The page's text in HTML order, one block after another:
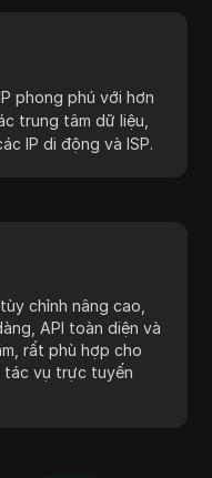
phong phú với hơn
trung tâm dữ liệu,
IP di động và ISP.
chỉnh nâng cao,
API toàn diện và
rất phù hợp cho
tác vụ trực tuyến